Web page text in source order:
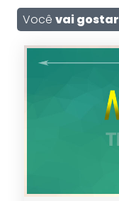
Você vai gostar